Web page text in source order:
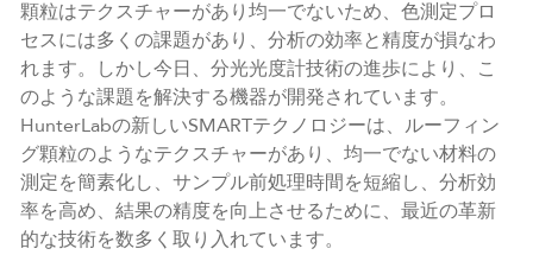
顆粒はテクスチャーがあり均一でないため、色測定プロ
セスには多くの課題があり、分析の効率と精度が損なわ
れます。しかし今日、分光光度計技術の進歩により、こ
のような課題を解決する機器が開発されています。
HunterLabの新しいSMARTテクノロジーは、ルーフィン
グ顆粒のようなテクスチャーがあり、均一でない材料の
測定を簡素化し、サンプル前処理時間を短縮し、分析効
率を高め、結果の精度を向上させるために、最近の革新
的な技術を数多く取り入れています。